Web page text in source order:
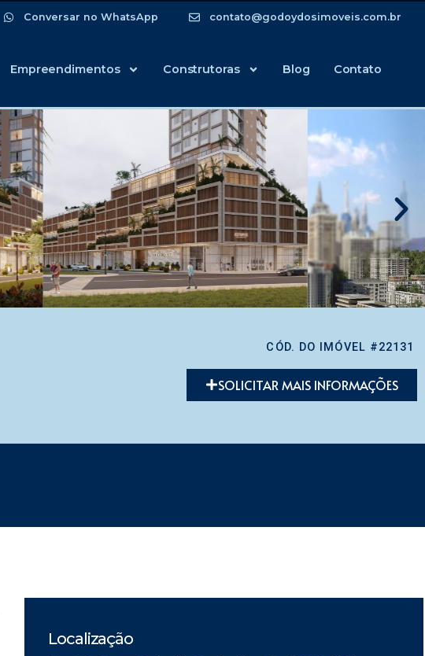
Conversar no WhatsApp contato@godoydosimoveis.com.br
Empreendimentos Construtoras Blog Contato
CÓD. DO IMÓVEL #22131
SOLICITAR MAIS INFORMAÇÕES
Localização